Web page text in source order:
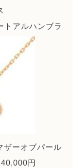
トアルハンブラ
ザーオブパール
円